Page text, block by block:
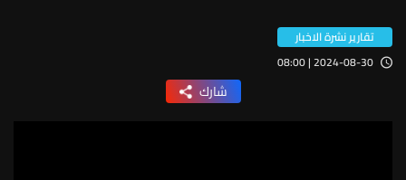
تقارير نشرة الاخبار
2024-08-30 | 08:00
شارك